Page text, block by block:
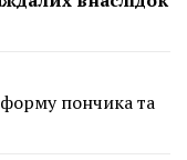
пончика та